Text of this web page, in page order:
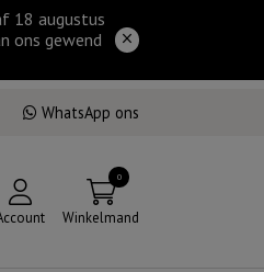
18 augustus
ons gewend
WhatsApp ons
0
Winkelmand